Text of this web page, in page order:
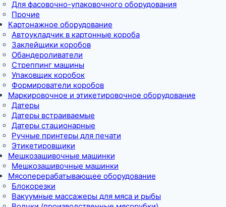
Для фасовочно-упаковочного оборудования
Прочие
Картонажное оборудование
Автоукладчик в картонные короба
Заклейщики коробов
Обандероливатели
Стреппинг машины
Упаковщик коробок
Формирователи коробов
Маркировочное и этикетировочное оборудование
Датеры
Датеры встраиваемые
Датеры стационарные
Ручные принтеры для печати
Этикетировщики
Мешкозашивочные машинки
Мешкозашивочные машинки
Мясоперерабатывающее оборудование
Блокорезки
Вакуумные массажеры для мяса и рыбы